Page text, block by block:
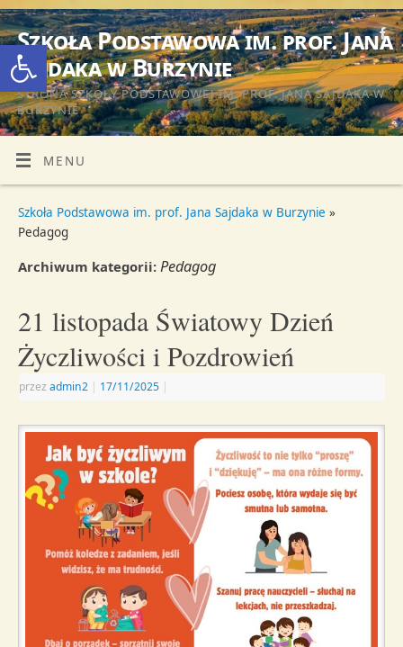
Otwórz pasek narzędzi
Szkoła Podstawowa im. prof. Jana
Sajdaka w Burzynie
STRONA SZKOŁY PODSTAWOWEJ IM. PROF. JANA SAJDAKA W
BURZYNIE
MENU
Szkoła Podstawowa im. prof. Jana Sajdaka w Burzynie »
Pedagog
Archiwum kategorii: Pedagog
21 listopada Światowy Dzień
Życzliwości i Pozdrowień
przezadmin2 | 17/11/2025 |